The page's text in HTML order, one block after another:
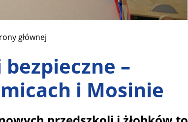
głównej
–
i Mosinie